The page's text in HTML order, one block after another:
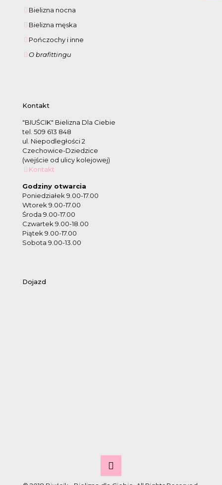
Bielizna nocna
Bielizna męska
Pończochy i inne
O brafittingu
Kontakt
"BIUŚCIK" Bielizna Dla Ciebie
tel. 509 613 848
ul. Niepodległości 2
Czechowice-Dziedzice
(wejście od ulicy kolejowej)
Kontakt
Godziny otwarcia
Poniedziałek 9.00-17.00
Wtorek 9.00-17.00
Środa 9.00-17.00
Czwartek 9.00-18.00
Piątek 9.00-17.00
Sobota 9.00-13.00
Dojazd